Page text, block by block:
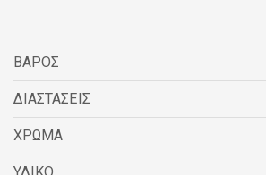
ΒΑΡΟΣ
ΔΙΑΣΤΑΣΕΙΣ
ΧΡΩΜΑ